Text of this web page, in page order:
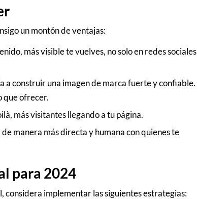
un montón de ventajas:
más visible te vuelves, no solo en redes sociales
a construir una imagen de marca fuerte y confiable.
que ofrecer.
más visitantes llegando a tu página.
manera más directa y humana con quienes te
para 2024
considera implementar las siguientes estrategias: